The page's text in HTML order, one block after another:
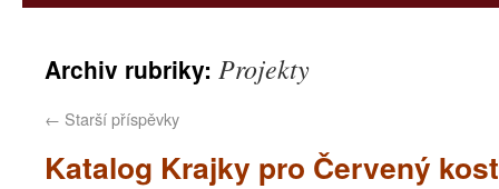
Archiv rubriky: Projekty
← Starší příspěvky
Katalog Krajky pro Červený